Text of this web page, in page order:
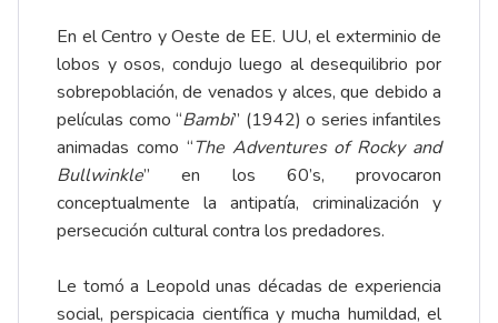
En el Centro y Oeste de EE. UU, el exterminio de
lobos y osos, condujo luego al desequilibrio por
sobrepoblación, de venados y alces, que debido a
películas como “Bambi” (1942) o series infantiles
animadas como “The Adventures of Rocky and
Bullwinkle” en los 60’s, provocaron
conceptualmente la antipatía, criminalización y
persecución cultural contra los predadores.
Le tomó a Leopold unas décadas de experiencia
social, perspicacia científica y mucha humildad, el